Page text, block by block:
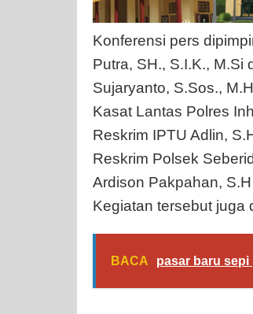
Konferensi pers
Putra, SH., S.I.K.,
Sujaryanto, S.Sos.,
Kasat Lantas Polres
Reskrim IPTU Adlin,
Reskrim Polsek
Ardison Pakpahan,
Kegiatan tersebut juga
BACA pasar baru